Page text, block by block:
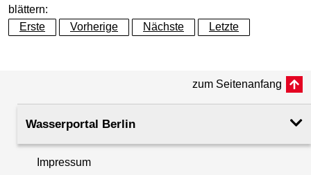
Geländeoberkante (GOK)
31.30
32.10
blättern:
Erste
Vorherige Nächste Letzte
zum Seitenanfang
Wasserportal Berlin
Impressum